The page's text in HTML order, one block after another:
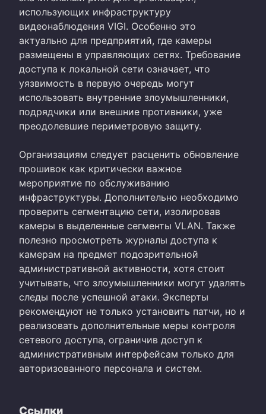
использующих инфраструктуру
видеонаблюдения VIGI. Особенно это
актуально для предприятий, где камеры
размещены в управляющих сетях. Требование
доступа к локальной сети означает, что
уязвимость в первую очередь могут
использовать внутренние злоумышленники,
подрядчики или внешние противники, уже
преодолевшие периметровую защиту.
Организациям следует расценить обновление
прошивок как критически важное
мероприятие по обслуживанию
инфраструктуры. Дополнительно необходимо
проверить сегментацию сети, изолировав
камеры в выделенные сегменты VLAN. Также
полезно просмотреть журналы доступа к
камерам на предмет подозрительной
административной активности, хотя стоит
учитывать, что злоумышленники могут удалять
следы после успешной атаки. Эксперты
рекомендуют не только установить патчи, но и
реализовать дополнительные меры контроля
сетевого доступа, ограничив доступ к
административным интерфейсам только для
авторизованного персонала и систем.
Ссылки